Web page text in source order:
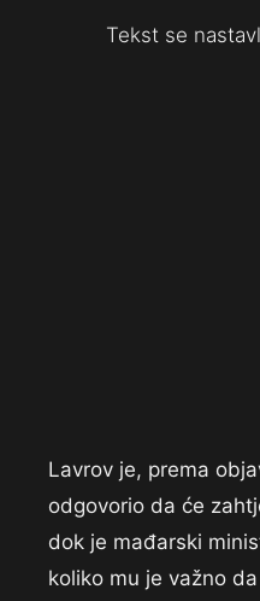
Tekst se
Lavrov je, prema
odgovorio da će
dok je mađarski
koliko mu je važno